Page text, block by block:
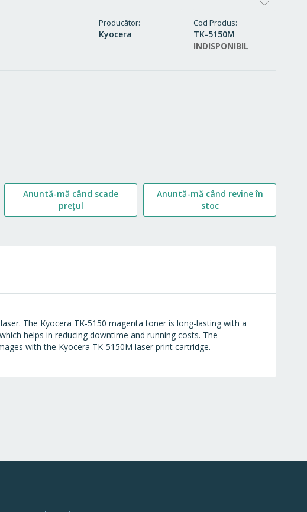
Producător
Kyocera
Cod Produs
TK-5150M
INDISPONIBIL
Anuntă-mă când scade
prețul
Anuntă-mă când revine în
stoc
The Kyocera TK-5150 magenta toner is long-lasting with a
helps in reducing downtime and running costs. The
with the Kyocera TK-5150M laser print cartridge.